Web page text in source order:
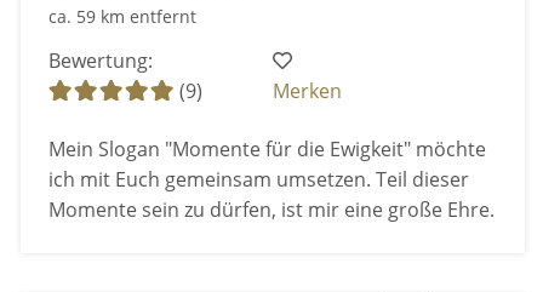
ca. 59 km entfernt
Bewertung:
(9)
Merken
Mein Slogan "Momente für die Ewigkeit" möchte
ich mit Euch gemeinsam umsetzen. Teil dieser
Momente sein zu dürfen, ist mir eine große Ehre.